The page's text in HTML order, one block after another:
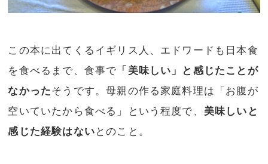
この本に出てくるイギリス人、エドワードも日本食
を食べるまで、食事で 「美味しい」と感じたことが
なかったそうです。母親の作る家庭料理は「お腹が
空いていたから食べる」という程度で、 美味しいと
感じた経験はない とのこと。